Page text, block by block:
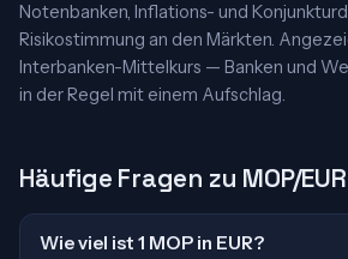
Notenbanken, Inflations- und
Risikostimmung an den Märkten.
Interbanken-Mittelkurs — Banken und
in der Regel mit einem Aufschlag.
Häufige Fragen zu MOP/EUR
Wie viel ist 1 MOP in EUR?